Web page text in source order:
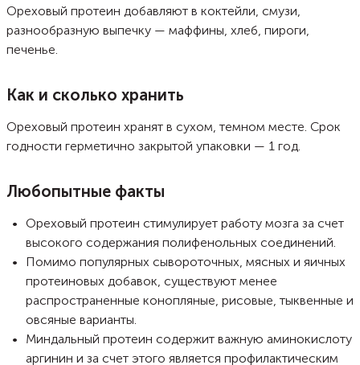
Ореховый протеин добавляют в коктейли, смузи,
разнообразную выпечку — маффины, хлеб, пироги,
печенье.
Как и сколько хранить
Ореховый протеин хранят в сухом, темном месте. Срок
годности герметично закрытой упаковки — 1 год.
Любопытные факты
Ореховый протеин стимулирует работу мозга за счет
высокого содержания полифенольных соединений.
Помимо популярных сывороточных, мясных и яичных
протеиновых добавок, существуют менее
распространенные конопляные, рисовые, тыквенные и
овсяные варианты.
Миндальный протеин содержит важную аминокислоту
аргинин и за счет этого является профилактическим